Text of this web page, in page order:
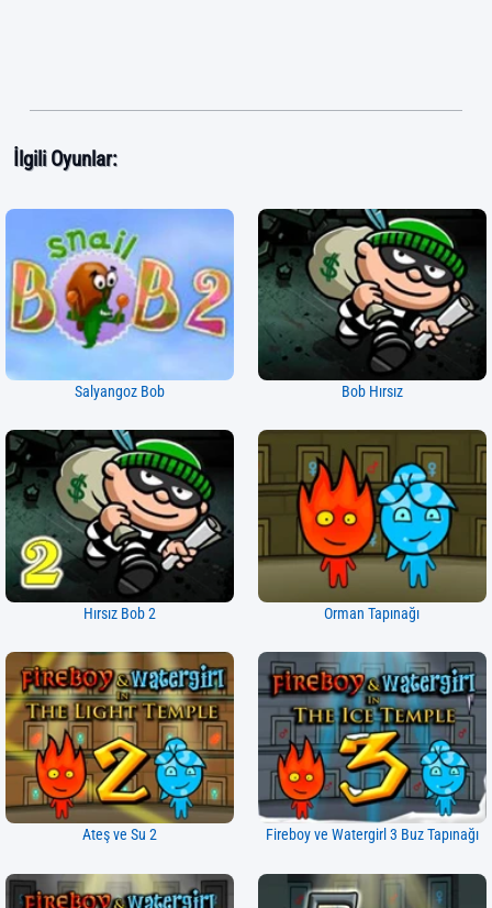
İlgili Oyunlar:
Salyangoz Bob Bob Hırsız
Hırsız Bob 2 Orman Tapınağı
Ateş ve Su 2 Fireboy ve Watergirl 3 Buz Tapınağı